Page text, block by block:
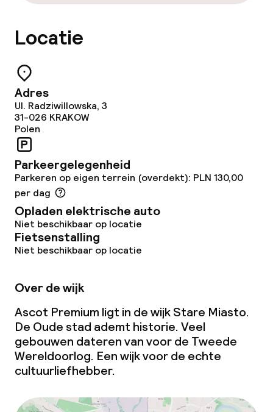
Beleid
dan de 5 kg)
Locatie
Adres
Ul. Radziwillowska, 3
31-026 KRAKOW
Polen
Parkeergelegenheid
Parkeren op eigen terrein (overdekt): PLN 130,00
per dag
Opladen elektrische auto
Niet beschikbaar op locatie
Fietsenstalling
Niet beschikbaar op locatie
Over de wijk
Ascot Premium ligt in de wijk Stare Miasto.
De Oude stad ademt historie. Veel
gebouwen dateren van voor de Tweede
Wereldoorlog. Een wijk voor de echte
cultuurliefhebber.